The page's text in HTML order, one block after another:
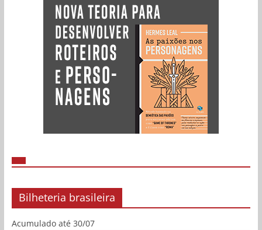
Bilheteria brasileira
Acumulado até 30/07